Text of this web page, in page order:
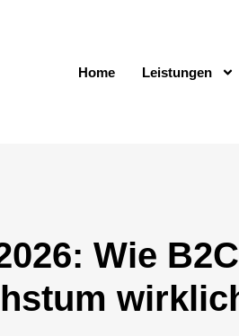
Home Leistungen
Wie